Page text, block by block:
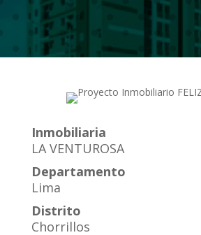
Inmobiliaria
LA VENTUROSA
Departamento
Lima
Distrito
Chorrillos